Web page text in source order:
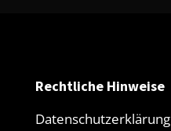
Rechtliche Hinweise
Datenschutzerklärung